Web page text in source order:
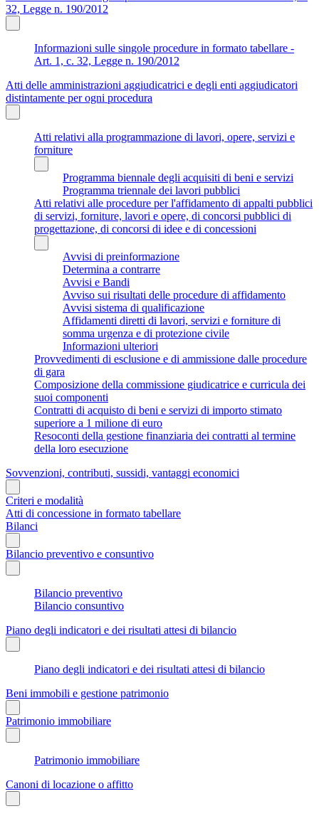
32, Legge n. 190/2012
Informazioni sulle singole procedure in formato tabellare -
Art. 1, c. 32, Legge n. 190/2012
Atti delle amministrazioni aggiudicatrici e degli enti aggiudicatori
distintamente per ogni procedura
Atti relativi alla programmazione di lavori, opere, servizi e
forniture
Programma biennale degli acquisiti di beni e servizi
Programma triennale dei lavori pubblici
Atti relativi alle procedure per l'affidamento di appalti pubblici
di servizi, forniture, lavori e opere, di concorsi pubblici di
progettazione, di concorsi di idee e di concessioni
Avvisi di preinformazione
Determina a contrarre
Avvisi e Bandi
Avviso sui risultati delle procedure di affidamento
Avvisi sistema di qualificazione
Affidamenti diretti di lavori, servizi e forniture di
somma urgenza e di protezione civile
Informazioni ulteriori
Provvedimenti di esclusione e di ammissione dalle procedure
di gara
Composizione della commissione giudicatrice e curricula dei
suoi componenti
Contratti di acquisto di beni e servizi di importo stimato
superiore a 1 milione di euro
Resoconti della gestione finanziaria dei contratti al termine
della loro esecuzione
Sovvenzioni, contributi, sussidi, vantaggi economici
Criteri e modalità
Atti di concessione in formato tabellare
Bilanci
Bilancio preventivo e consuntivo
Bilancio preventivo
Bilancio consuntivo
Piano degli indicatori e dei risultati attesi di bilancio
Piano degli indicatori e dei risultati attesi di bilancio
Beni immobili e gestione patrimonio
Patrimonio immobiliare
Patrimonio immobiliare
Canoni di locazione o affitto